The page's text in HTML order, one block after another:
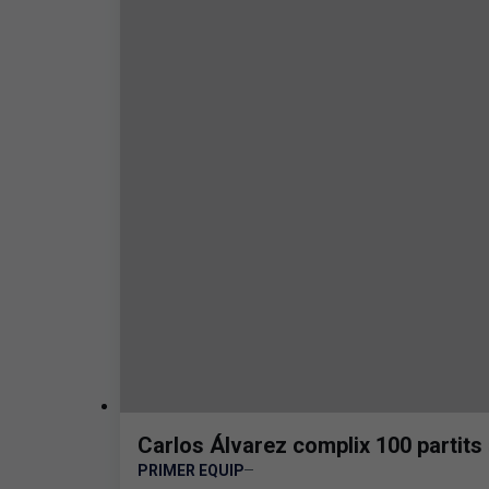
Carlos Álvarez complix 100 partits
PRIMER EQUIP